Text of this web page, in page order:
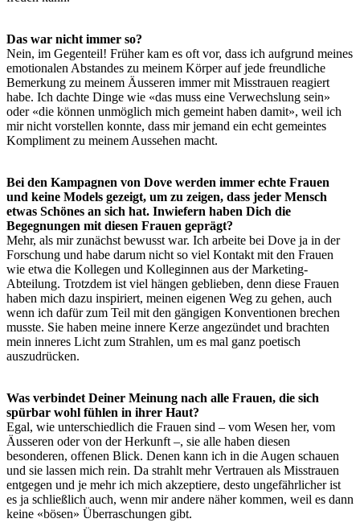
Das war nicht immer so?
Nein, im Gegenteil! Früher kam es oft vor, dass ich aufgrund meines
emotionalen Abstandes zu meinem Körper auf jede freundliche
Bemerkung zu meinem Äusseren immer mit Misstrauen reagiert
habe. Ich dachte Dinge wie «das muss eine Verwechslung sein»
oder «die können unmöglich mich gemeint haben damit», weil ich
mir nicht vorstellen konnte, dass mir jemand ein echt gemeintes
Kompliment zu meinem Aussehen macht.
Bei den Kampagnen von Dove werden immer echte Frauen
und keine Models gezeigt, um zu zeigen, dass jeder Mensch
etwas Schönes an sich hat. Inwiefern haben Dich die
Begegnungen mit diesen Frauen geprägt?
Mehr, als mir zunächst bewusst war. Ich arbeite bei Dove ja in der
Forschung und habe darum nicht so viel Kontakt mit den Frauen
wie etwa die Kollegen und Kolleginnen aus der Marketing-
Abteilung. Trotzdem ist viel hängen geblieben, denn diese Frauen
haben mich dazu inspiriert, meinen eigenen Weg zu gehen, auch
wenn ich dafür zum Teil mit den gängigen Konventionen brechen
musste. Sie haben meine innere Kerze angezündet und brachten
mein inneres Licht zum Strahlen, um es mal ganz poetisch
auszudrücken.
Was verbindet Deiner Meinung nach alle Frauen, die sich
spürbar wohl fühlen in ihrer Haut?
Egal, wie unterschiedlich die Frauen sind – vom Wesen her, vom
Äusseren oder von der Herkunft –, sie alle haben diesen
besonderen, offenen Blick. Denen kann ich in die Augen schauen
und sie lassen mich rein. Da strahlt mehr Vertrauen als Misstrauen
entgegen und je mehr ich mich akzeptiere, desto ungefährlicher ist
es ja schließlich auch, wenn mir andere näher kommen, weil es dann
keine «bösen» Überraschungen gibt.